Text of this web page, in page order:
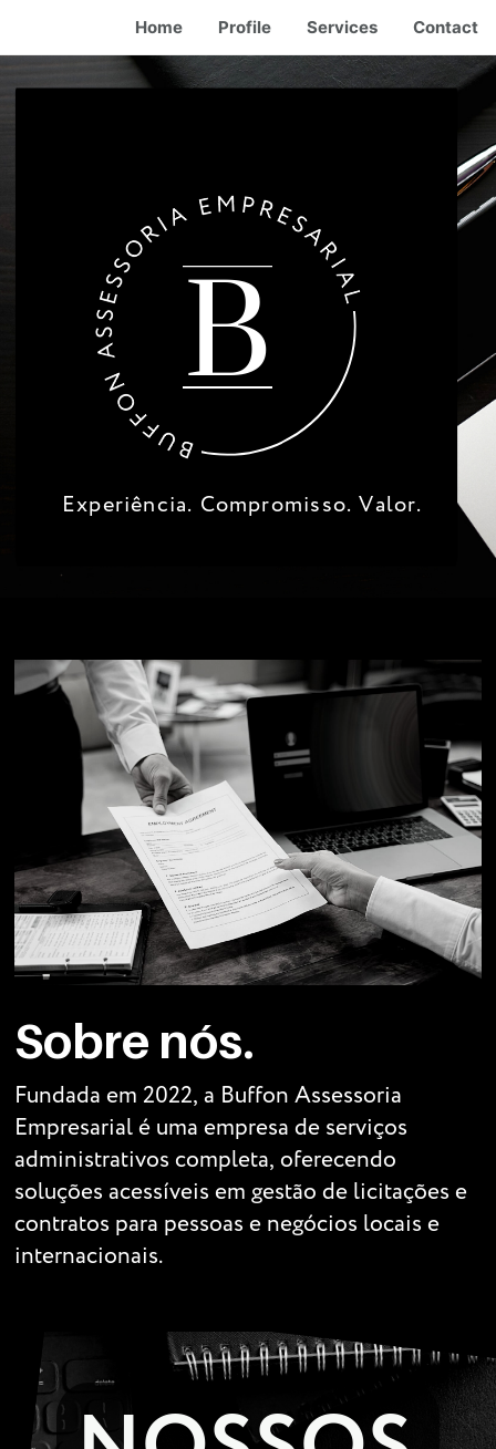
Home Profile Services Contact
B
Experiência. Compromisso. Valor.
Sobre nós.
Fundada em 2022, a Buffon Assessoria
Empresarial é uma empresa de serviços
administrativos completa, oferecendo
soluções acessíveis em gestão de licitações e
contratos para pessoas e negócios locais e
internacionais.